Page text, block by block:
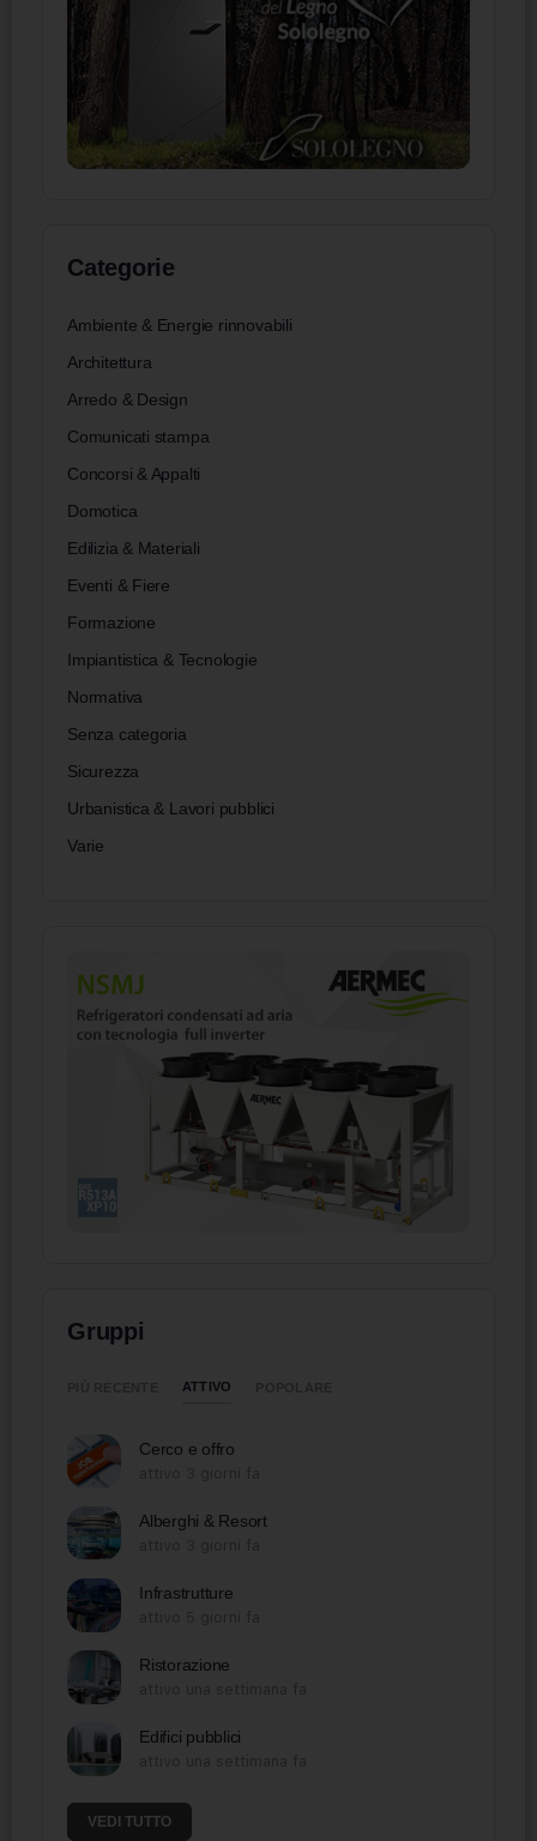
Categorie
Ambiente & Energie rinnovabili
Architettura
Arredo & Design
Comunicati stampa
Concorsi & Appalti
Domotica
Edilizia & Materiali
Eventi & Fiere
Formazione
Impiantistica & Tecnologie
Normativa
Senza categoria
Sicurezza
Urbanistica & Lavori pubblici
Varie
Gruppi
ATTIVO
Cerco e offro
Alberghi & Resort
Infrastrutture
Ristorazione
Edifici pubblici
VEDI TUTTO